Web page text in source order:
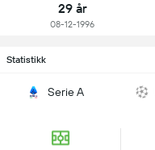
29 år
08-12-1996
Statistikk
Serie A